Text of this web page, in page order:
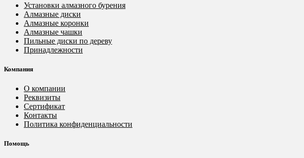
Установки алмазного бурения
Алмазные диски
Алмазные коронки
Алмазные чашки
Пильные диски по дереву
Принадлежности
Компания
О компании
Реквизиты
Сертификат
Контакты
Политика конфиденциальности
Помощь